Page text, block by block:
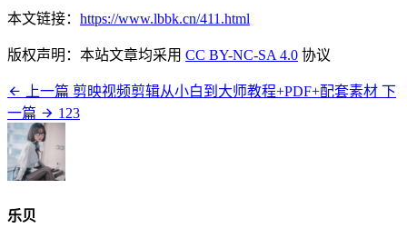
本文链接： https://www.lbbk.cn/411.html
版权声明：本站文章均采用 CC BY-NC-SA 4.0 协议
上一篇 剪映视频剪辑从小白到大师教程+PDF+配套素材 下
一篇
123
乐贝